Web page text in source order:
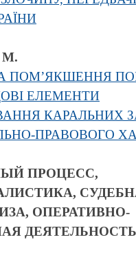
М.
ПОМ’ЯКШЕННЯ
ЕЛЕМЕНТИ
КАРАЛЬНИХ
ПРАВОВОГО
ПРОЦЕСС,
ОПЕРАТИВНО-
ДЕЯТЕЛЬНОСТЬ